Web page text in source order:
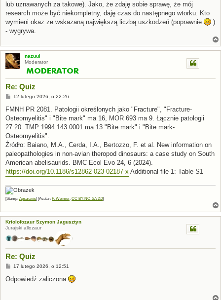
lub uznawanych za takowe). Jako, że zdaję sobie sprawę, że mój
research może być niekompletny, daję czas do następnego wtorku. Kto
wymieni okaz ze wskazaną największą liczbą uszkodzeń (poprawnie
)
- wygrywa.
nazuul
Moderator
Re: Quiz
P
s
12 lutego 2026, o 22:26
FMNH PR 2081. Patologii określonych jako "Fracture", "Fracture-
Osteomyelitis" i "Bite mark" ma 16, MOR 693 ma 9. Łącznie patologii
27:20. TMP 1994.143.0001 ma 13 "Bite mark" i "Bite mark-
Osteomyelitis".
Źródło: Baiano, M.A., Cerda, I.A., Bertozzo, F. et al. New information on
paleopathologies in non-avian theropod dinosaurs: a case study on South
American abelisaurids. BMC Ecol Evo 24, 6 (2024).
https://doi.org/10.1186/s12862-023-02187-x Additional file 1: Table S1
[Stamp: Apsaravis] [Avatar: P. Weimer, CC BY-NC-SA 2.0]
Kriolofozaur Szymon Jagusztyn
Jurajski allozaur
Re: Quiz
P
s
17 lutego 2026, o 12:51
Odpowiedź zaliczona